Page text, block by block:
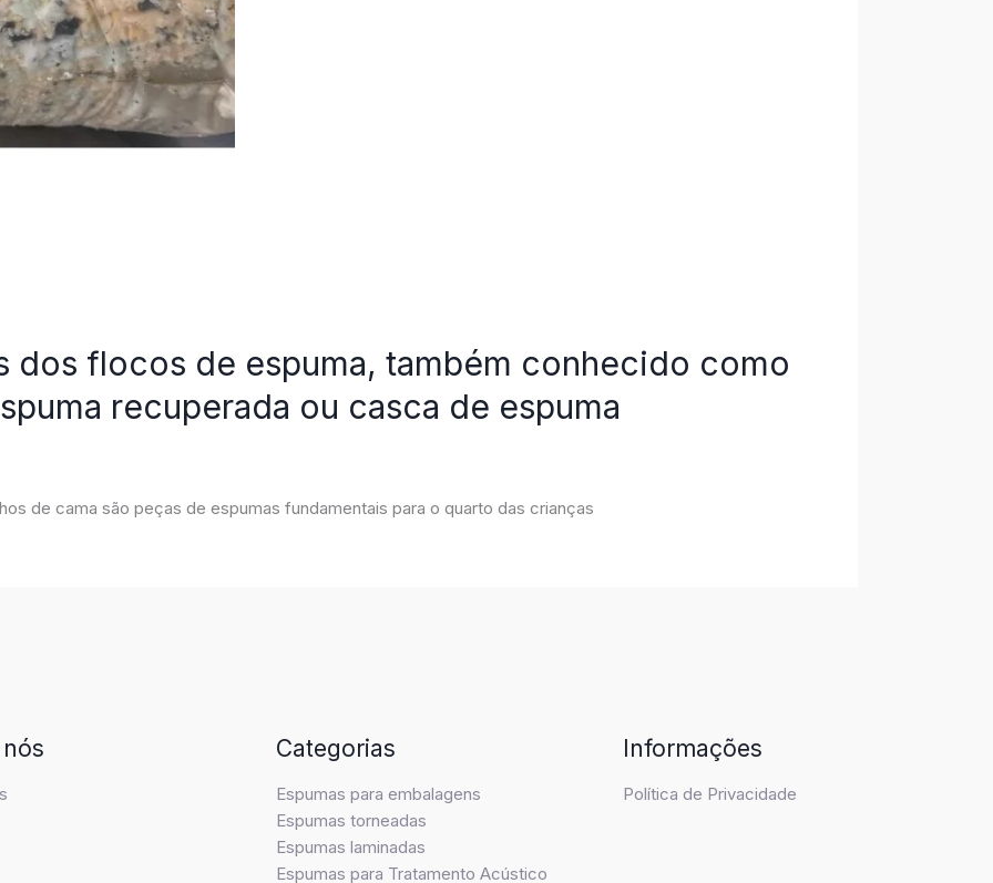
dos flocos de espuma, também conhecido como
recuperada ou casca de espuma
de cama são peças de espumas fundamentais para o quarto das crianças
Categorias
Espumas para embalagens
Espumas torneadas
Espumas laminadas
Espumas para Tratamento Acústico
Informações
Política de Privacidade